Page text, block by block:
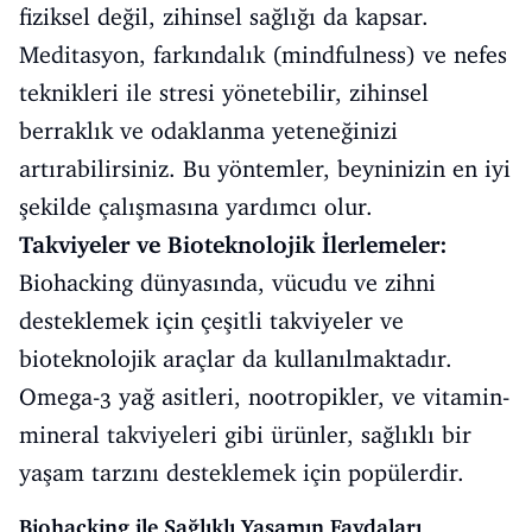
fiziksel değil, zihinsel sağlığı da kapsar.
Meditasyon, farkındalık (mindfulness) ve nefes
teknikleri ile stresi yönetebilir, zihinsel
berraklık ve odaklanma yeteneğinizi
artırabilirsiniz. Bu yöntemler, beyninizin en iyi
şekilde çalışmasına yardımcı olur.
Takviyeler ve Bioteknolojik İlerlemeler:
Biohacking dünyasında, vücudu ve zihni
desteklemek için çeşitli takviyeler ve
bioteknolojik araçlar da kullanılmaktadır.
Omega-3 yağ asitleri, nootropikler, ve vitamin-
mineral takviyeleri gibi ürünler, sağlıklı bir
yaşam tarzını desteklemek için popülerdir.